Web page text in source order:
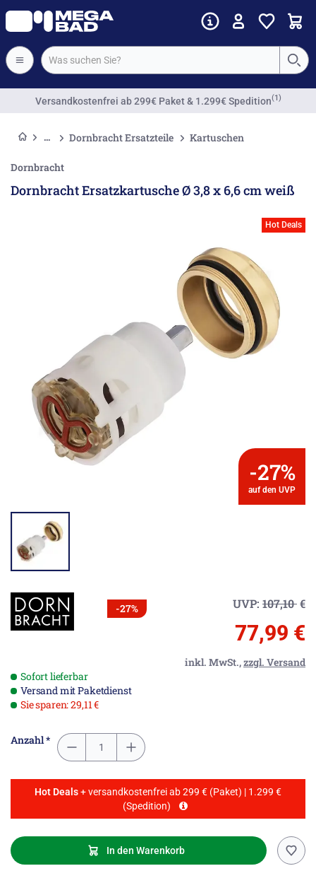
Versandkostenfrei ab 299€ Paket & 1.299€ Spedition(1)
Dornbracht Ersatzteile Kartuschen
Dornbracht
Dornbracht Ersatzkartusche Ø 3,8 x 6,6 cm weiß
Hot Deals
-27%
auf den UVP
-27% UVP: 107,10€
77,99 €
inkl. MwSt.,zzgl. Versand
Sofort lieferbar
Versand mit Paketdienst
Sie sparen: 29,11 €
Anzahl *
Hot Deals+ versandkostenfrei ab 299 € (Paket) | 1.299 €
(Spedition)
In den Warenkorb